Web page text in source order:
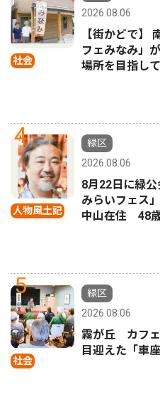
社会
2026.08.06
【街かどで】
フェみなみ」
場所を目指して
4
人物風土記
緑区
2026.08.06
8月22日に緑
みらいフェス
中山在住 48
5
社会
緑区
2026.08.06
霧が丘 カフ
目迎えた「車座